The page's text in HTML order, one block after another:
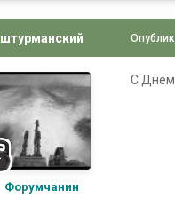
штурманский
Форумчанин
С Днём